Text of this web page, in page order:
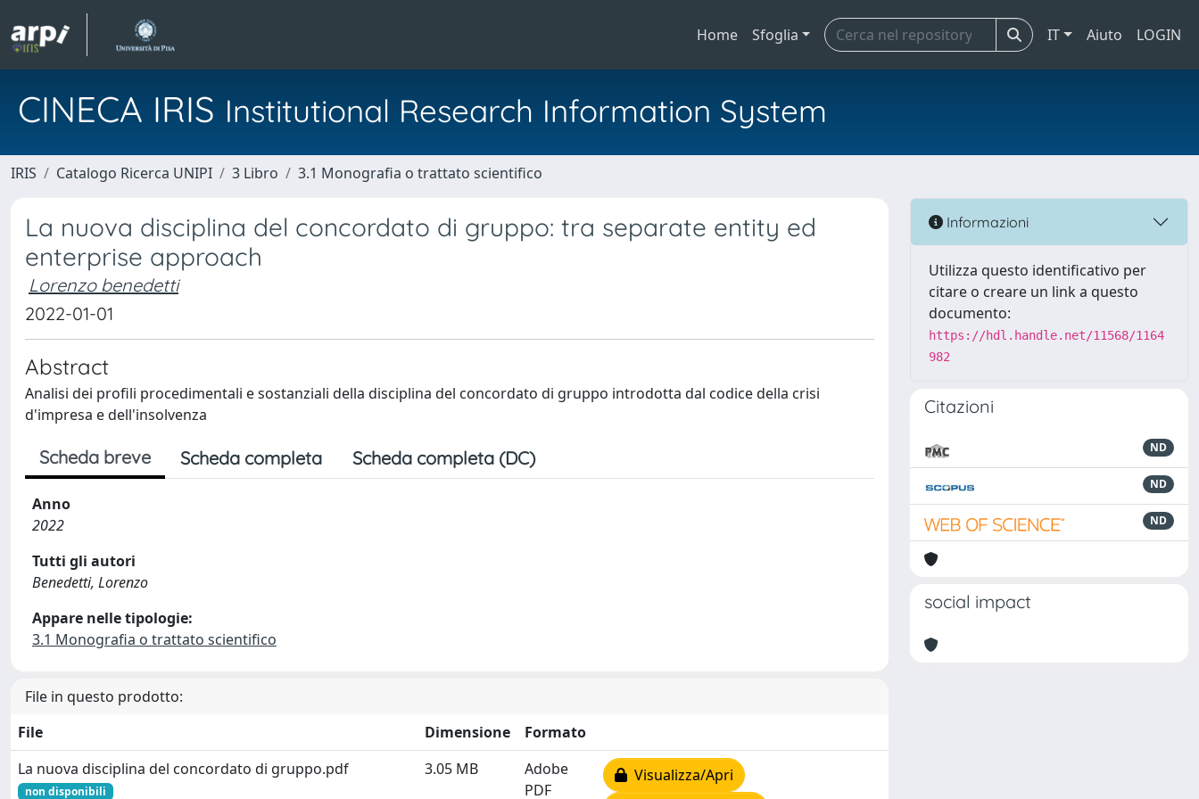
Home Sfoglia IT Aiuto LOGIN
CINECA IRIS Institutional Research Information System
IRIS Catalogo Ricerca UNIPI 3 Libro 3.1 Monografia o trattato scientifico
La nuova disciplina del concordato di gruppo: tra separate entity ed
enterprise approach
Lorenzo benedetti
2022-01-01
Abstract
Analisi dei profili procedimentali e sostanziali della disciplina del concordato di gruppo introdotta dal codice della crisi
d'impresa e dell'insolvenza
Scheda breve Scheda completa Scheda completa (DC)
Anno
2022
Tutti gli autori
Benedetti, Lorenzo
Appare nelle tipologie:
3.1 Monografia o trattato scientifico
File in questo prodotto:
File
Dimensione
Formato
La nuova disciplina del concordato di gruppo.pdf
non disponibili
3.05 MB
Adobe
PDF
Visualizza/Apri
Informazioni
Utilizza questo identificativo per
citare o creare un link a questo
documento:
https://hdl.handle.net/11568/1164
982
Citazioni
ND
ND
ND
social impact